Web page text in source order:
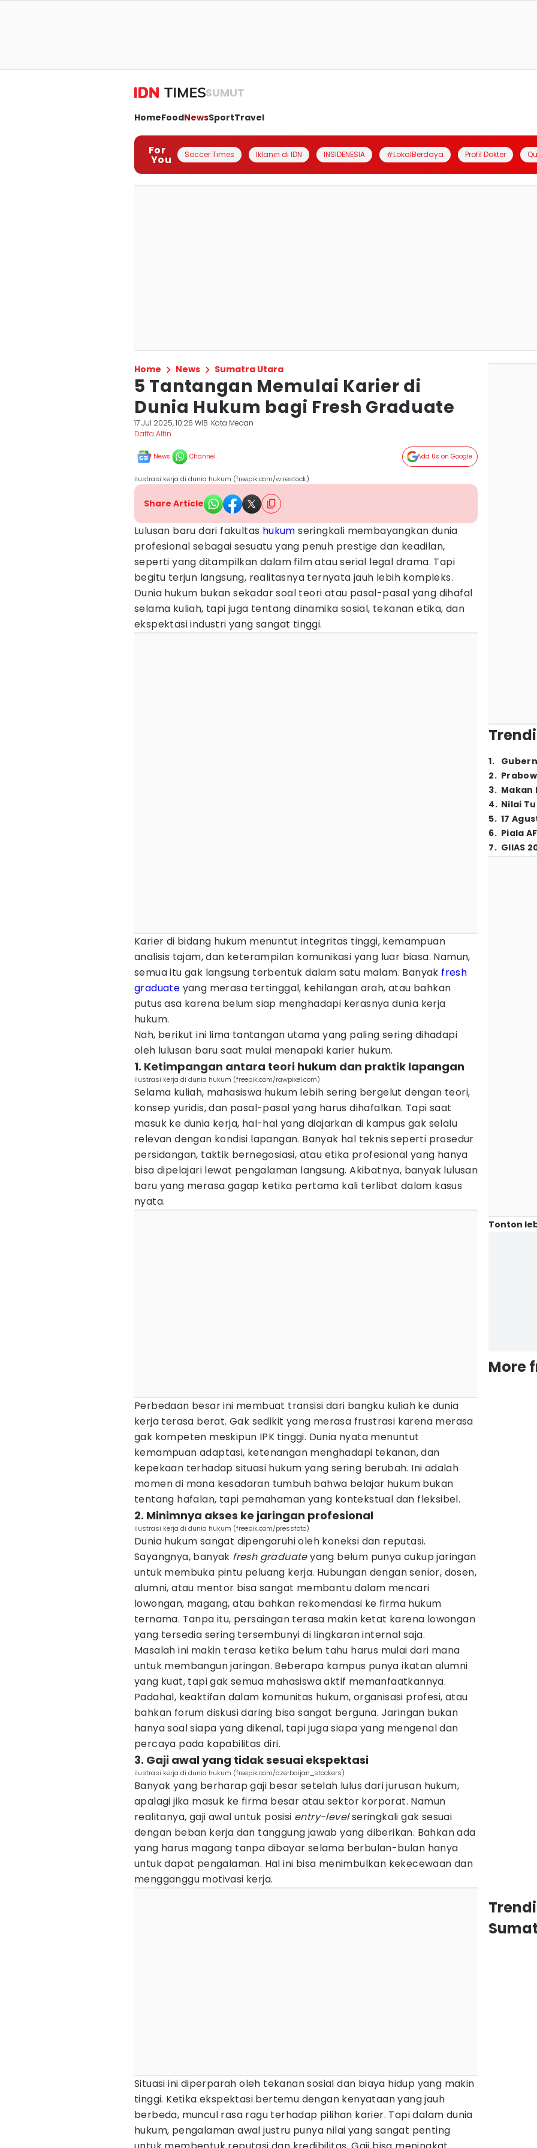
SUMUT
HomeFoodNewsSportTravel
For
You Soccer Times Iklanin di IDN INSIDENESIA #LokalBerdaya Profil Dokter
Home News Sumatra Utara
5 Tantangan Memulai Karier di
Dunia Hukum bagi Fresh Graduate
17 Jul 2025, 10:26 WIB Kota Medan
Daffa Alfin
News Channel Add Us on Google
ilustrasi kerja di dunia hukum (freepik.com/wirestock)
Share Article
Lulusan baru dari fakultas hukum seringkali membayangkan dunia
profesional sebagai sesuatu yang penuh prestige dan keadilan,
seperti yang ditampilkan dalam film atau serial legal drama. Tapi
begitu terjun langsung, realitasnya ternyata jauh lebih kompleks.
Dunia hukum bukan sekadar soal teori atau pasal-pasal yang dihafal
selama kuliah, tapi juga tentang dinamika sosial, tekanan etika, dan
ekspektasi industri yang sangat tinggi.
Karier di bidang hukum menuntut integritas tinggi, kemampuan
analisis tajam, dan keterampilan komunikasi yang luar biasa. Namun,
semua itu gak langsung terbentuk dalam satu malam. Banyak fresh
graduate yang merasa tertinggal, kehilangan arah, atau bahkan
putus asa karena belum siap menghadapi kerasnya dunia kerja
hukum.
Nah, berikut ini lima tantangan utama yang paling sering dihadapi
oleh lulusan baru saat mulai menapaki karier hukum.
1. Ketimpangan antara teori hukum dan praktik lapangan
ilustrasi kerja di dunia hukum (freepik.com/rawpixel.com)
Selama kuliah, mahasiswa hukum lebih sering bergelut dengan teori,
konsep yuridis, dan pasal-pasal yang harus dihafalkan. Tapi saat
masuk ke dunia kerja, hal-hal yang diajarkan di kampus gak selalu
relevan dengan kondisi lapangan. Banyak hal teknis seperti prosedur
persidangan, taktik bernegosiasi, atau etika profesional yang hanya
bisa dipelajari lewat pengalaman langsung. Akibatnya, banyak lulusan
baru yang merasa gagap ketika pertama kali terlibat dalam kasus
nyata.
Perbedaan besar ini membuat transisi dari bangku kuliah ke dunia
kerja terasa berat. Gak sedikit yang merasa frustrasi karena merasa
gak kompeten meskipun IPK tinggi. Dunia nyata menuntut
kemampuan adaptasi, ketenangan menghadapi tekanan, dan
kepekaan terhadap situasi hukum yang sering berubah. Ini adalah
momen di mana kesadaran tumbuh bahwa belajar hukum bukan
tentang hafalan, tapi pemahaman yang kontekstual dan fleksibel.
2. Minimnya akses ke jaringan profesional
ilustrasi kerja di dunia hukum (freepik.com/pressfoto)
Dunia hukum sangat dipengaruhi oleh koneksi dan reputasi.
Sayangnya, banyak fresh graduateyang belum punya cukup jaringan
untuk membuka pintu peluang kerja. Hubungan dengan senior, dosen,
alumni, atau mentor bisa sangat membantu dalam mencari
lowongan, magang, atau bahkan rekomendasi ke firma hukum
ternama. Tanpa itu, persaingan terasa makin ketat karena lowongan
yang tersedia sering tersembunyi di lingkaran internal saja.
Masalah ini makin terasa ketika belum tahu harus mulai dari mana
untuk membangun jaringan. Beberapa kampus punya ikatan alumni
yang kuat, tapi gak semua mahasiswa aktif memanfaatkannya.
Padahal, keaktifan dalam komunitas hukum, organisasi profesi, atau
bahkan forum diskusi daring bisa sangat berguna. Jaringan bukan
hanya soal siapa yang dikenal, tapi juga siapa yang mengenal dan
percaya pada kapabilitas diri.
3. Gaji awal yang tidak sesuai ekspektasi
ilustrasi kerja di dunia hukum (freepik.com/azerbaijan_stockers)
Banyak yang berharap gaji besar setelah lulus dari jurusan hukum,
apalagi jika masuk ke firma besar atau sektor korporat. Namun
realitanya, gaji awal untuk posisi entry-levelseringkali gak sesuai
dengan beban kerja dan tanggung jawab yang diberikan. Bahkan ada
yang harus magang tanpa dibayar selama berbulan-bulan hanya
untuk dapat pengalaman. Hal ini bisa menimbulkan kekecewaan dan
mengganggu motivasi kerja.
Situasi ini diperparah oleh tekanan sosial dan biaya hidup yang makin
tinggi. Ketika ekspektasi bertemu dengan kenyataan yang jauh
berbeda, muncul rasa ragu terhadap pilihan karier. Tapi dalam dunia
hukum, pengalaman awal justru punya nilai yang sangat penting
1.
2.
3. Makan
4. Nilai
5. 17
6. Piala
7. GIIAS
Tonton
More